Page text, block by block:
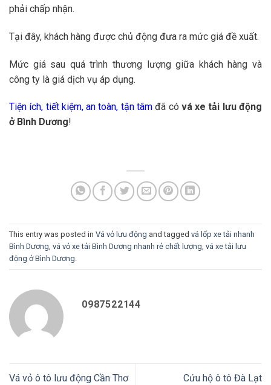
phải chấp nhận.
Tại đây, khách hàng được chủ động đưa ra mức giá đề xuất.
Mức giá sau quá trình thương lượng giữa khách hàng và
công ty là giá dịch vụ áp dụng.
Tiện ích, tiết kiệm, an toàn, tận tâm đã có vá xe tải lưu động
ở Bình Dương!
This entry was posted in Vá vỏ lưu động and tagged vá lốp xe tải nhanh
Bình Dương vá vỏ xe tải Bình Dương nhanh rẻ chất lượng vá xe tải lưu
động ở Bình Dương
0987522144
Vá vỏ ô tô lưu động Cần Thơ Cứu hộ ô tô Đà Lạt